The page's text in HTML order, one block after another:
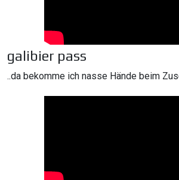
galibier pass
..da bekomme ich nasse Hände beim